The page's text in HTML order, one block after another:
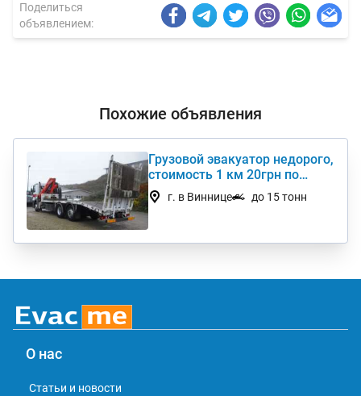
Поделиться
объявлением:
Похожие объявления
Грузовой эвакуатор недорого,
стоимость 1 км 20грн по
Украине
г. в Виннице до 15 тонн
О нас
Статьи и новости